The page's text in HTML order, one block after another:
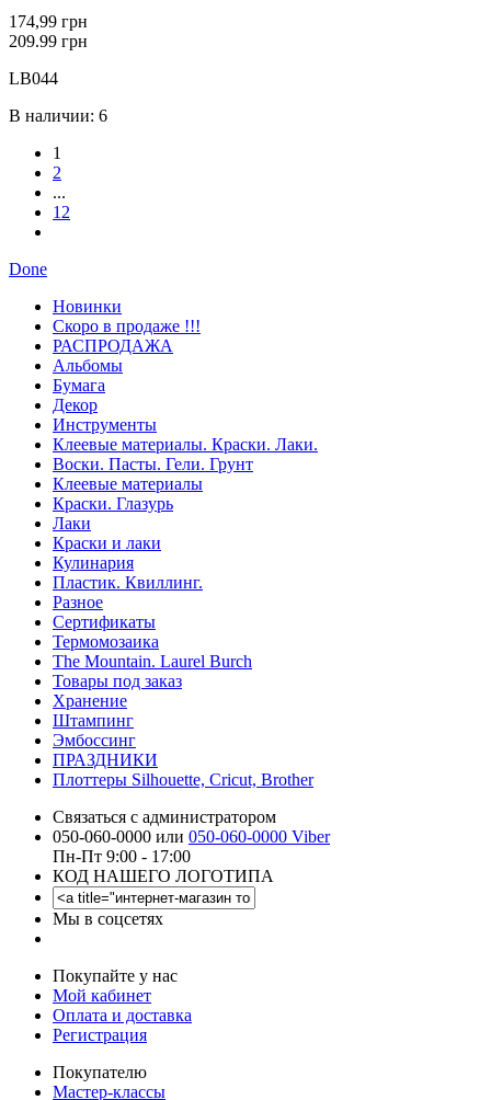
174,99 грн
209.99 грн
LB044
В наличии: 6
1
2
...
12
Done
Новинки
Скоро в продаже !!!
РАСПРОДАЖА
Альбомы
Бумага
Декор
Инструменты
Клеевые материалы. Краски. Лаки.
Воски. Пасты. Гели. Грунт
Клеевые материалы
Краски. Глазурь
Лаки
Краски и лаки
Кулинария
Пластик. Квиллинг.
Разное
Сертификаты
Термомозаика
The Mountain. Laurel Burch
Товары под заказ
Хранение
Штампинг
Эмбоссинг
ПРАЗДНИКИ
Плоттеры Silhouette, Cricut, Brother
Связаться с администратором
050-060-0000 или 050-060-0000 Viber
Пн-Пт 9:00 - 17:00
КОД НАШЕГО ЛОГОТИПА
Мы в соцсетях
Покупайте у нас
Мой кабинет
Оплата и доставка
Регистрация
Покупателю
Мастер-классы